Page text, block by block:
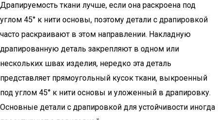
Драпируемость ткани лучше, если она раскроена под
углом 45° к нити основы, поэтому детали с драпировкой
часто раскраивают в этом направлении. Накладную
драпированную деталь закрепляют в одном или
нескольких швах изделия, нередко эта деталь
представляет прямоугольный кусок ткани, выкроенный
под углом 45° к нити основы и уложенный в драпировку.
Основные детали с драпировкой для устойчивости иногда